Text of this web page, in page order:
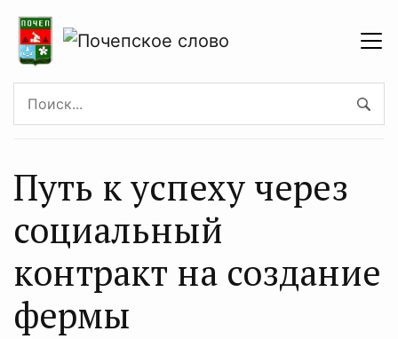
Путь к успеху через
социальный
контракт на создание
фермы